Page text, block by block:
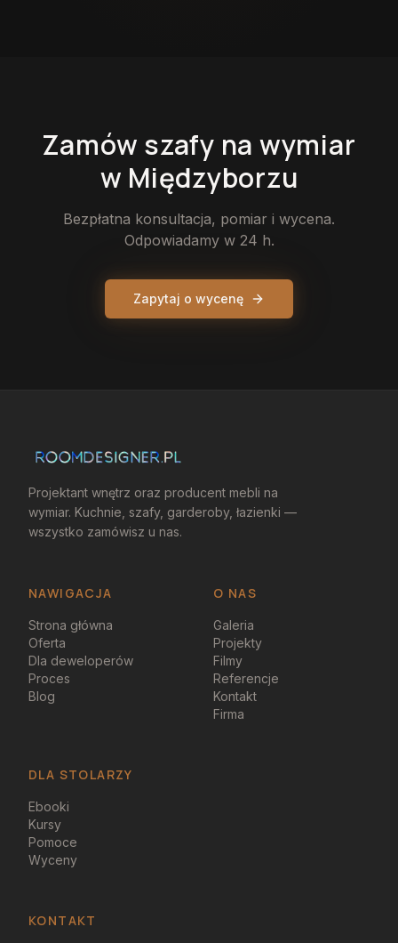
Zamów szafy na wymiar
w Międzyborzu
Bezpłatna konsultacja, pomiar i wycena.
Odpowiadamy w 24 h.
Zapytaj o wycenę
Projektant wnętrz oraz producent mebli na
wymiar. Kuchnie, szafy, garderoby, łazienki —
wszystko zamówisz u nas.
NAWIGACJA O NAS
Strona główna
Oferta
Dla deweloperów
Proces
Blog
Galeria
Projekty
Filmy
Referencje
Kontakt
Firma
DLA STOLARZY
Ebooki
Kursy
Pomoce
Wyceny
KONTAKT